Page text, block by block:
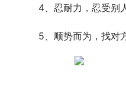
4、忍耐力，忍受别人
5、顺势而为，找对方